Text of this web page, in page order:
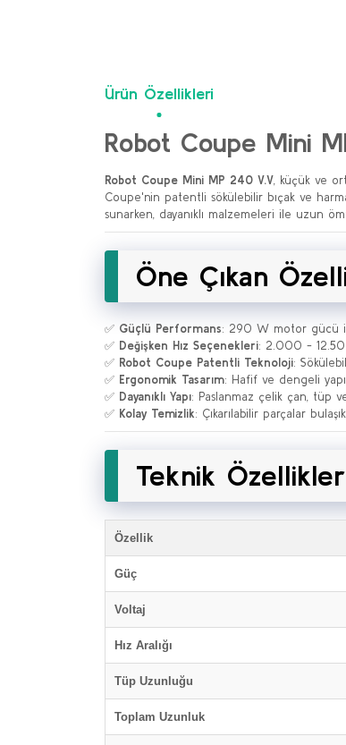
Ürün Özellikleri
Robot Coupe Mini
Robot Coupe Mini MP 240 V.V, küçük ve
Coupe'nin patentli sökülebilir bıçak ve
sunarken, dayanıklı malzemeleri ile uzun
Öne Çıkan
✅ Güçlü Performans: 290 W motor gücü
✅ Değişken Hız Seçenekleri: 2.000 -
✅ Robot Coupe Patentli Teknoloji:
✅ Ergonomik Tasarım: Hafif ve dengeli
✅ Dayanıklı Yapı: Paslanmaz çelik çan, tüp
✅ Kolay Temizlik: Çıkarılabilir parçalar
Teknik Özellikler
Özellik
Güç
Voltaj
Hız Aralığı
Tüp Uzunluğu
Toplam Uzunluk